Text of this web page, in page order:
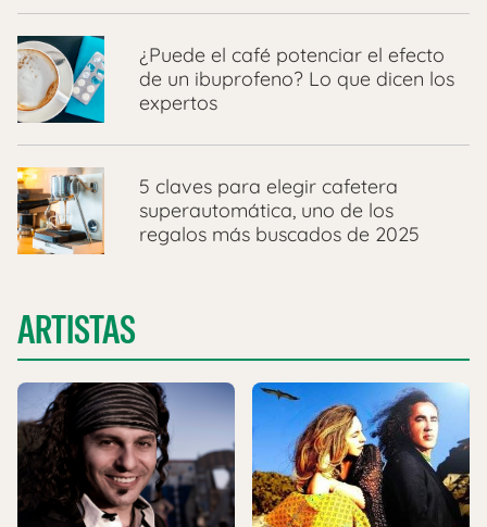
¿Puede el café potenciar el efecto
de un ibuprofeno? Lo que dicen los
expertos
5 claves para elegir cafetera
superautomática, uno de los
regalos más buscados de 2025
ARTISTAS